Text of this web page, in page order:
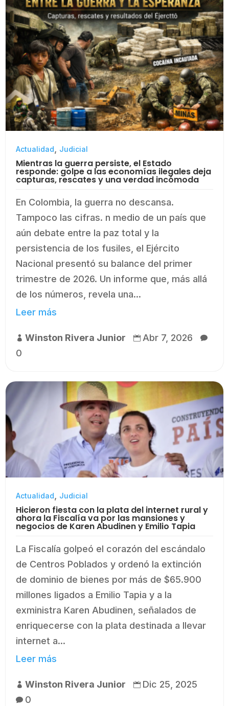
Actualidad Judicial
Mientras la guerra persiste, el Estado
responde: golpe a las economías ilegales deja
capturas, rescates y una verdad incómoda
En Colombia, la guerra no descansa.
Tampoco las cifras. n medio de un país que
aún debate entre la paz total y la
persistencia de los fusiles, el Ejército
Nacional presentó su balance del primer
trimestre de 2026. Un informe que, más allá
de los números, revela una...
Leer más
 Winston Rivera Junior  Abr 7, 2026 
0
Actualidad, Judicial
Hicieron fiesta con la plata del internet rural y
ahora la Fiscalía va por las mansiones y
negocios de Karen Abudinen y Emilio Tapia
La Fiscalía golpeó el corazón del escándalo
de Centros Poblados y ordenó la extinción
de dominio de bienes por más de $65.900
millones ligados a Emilio Tapia y a la
exministra Karen Abudinen, señalados de
enriquecerse con la plata destinada a llevar
internet a...
Leer más
 Winston Rivera Junior  Dic 25, 2025
 0